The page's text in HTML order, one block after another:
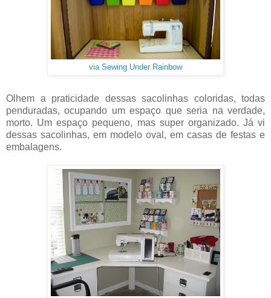
via Sewing Under Rainbow
Olhem a praticidade dessas sacolinhas coloridas, todas
penduradas, ocupando um espaço que seria na verdade,
morto. Um espaço pequeno, mas super organizado. Já vi
dessas sacolinhas, em modelo oval, em casas de festas e
embalagens.